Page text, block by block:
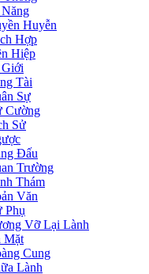
Huyễn
Hợp
Hiệp
Tài
Sự
Cường
Sử
Đấu
Trường
Thám
Văn
Phụ
Vỡ Lại Lành
Mặt
Cung
Lành